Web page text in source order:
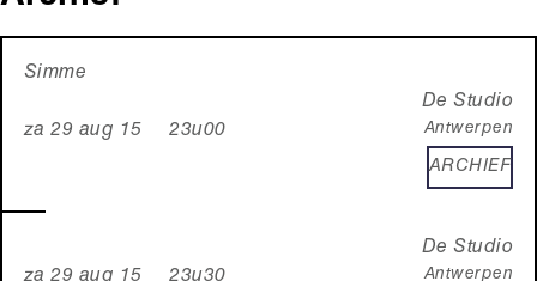
za 29 aug 15 23u00
Simme
De Studio
Antwerpen
ARCHIEF
za 29 aug 15 23u30
De Studio
Antwerpen